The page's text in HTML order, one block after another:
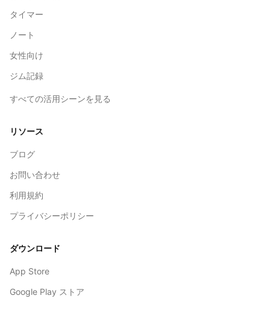
タイマー
ノート
女性向け
ジム記録
すべての活用シーンを見る
リソース
ブログ
お問い合わせ
利用規約
プライバシーポリシー
ダウンロード
App Store
Google Play ストア